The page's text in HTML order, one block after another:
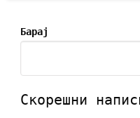
Барај
Скорешни